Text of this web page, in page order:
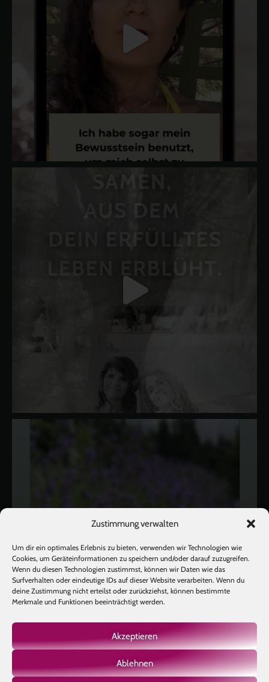
Zustimmung verwalten
Um dir ein optimales Erlebnis zu bieten, verwenden wir Technologien wie
Cookies, um Geräteinformationen zu speichern und/oder darauf zuzugreifen.
Wenn du diesen Technologien zustimmst, können wir Daten wie das
Surfverhalten oder eindeutige IDs auf dieser Website verarbeiten. Wenn du
deine Zustimmung nicht erteilst oder zurückziehst, können bestimmte
Merkmale und Funktionen beeinträchtigt werden.
Akzeptieren
Ablehnen